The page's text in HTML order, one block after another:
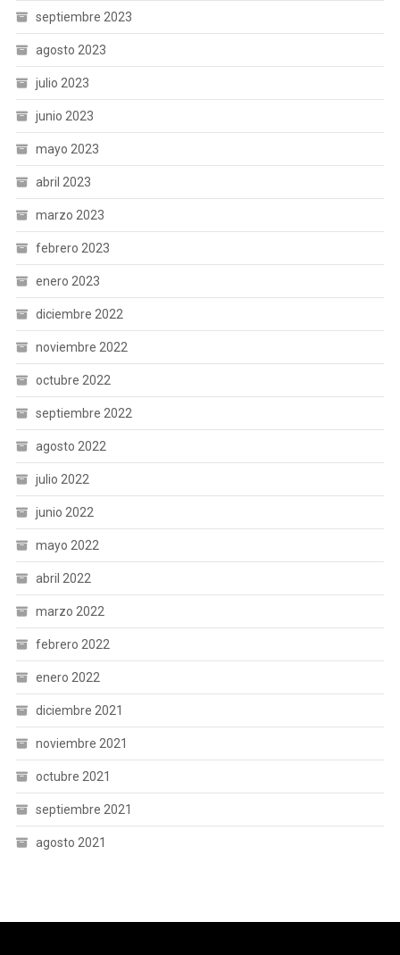
septiembre 2023
agosto 2023
julio 2023
junio 2023
mayo 2023
abril 2023
marzo 2023
febrero 2023
enero 2023
diciembre 2022
noviembre 2022
octubre 2022
septiembre 2022
agosto 2022
julio 2022
junio 2022
mayo 2022
abril 2022
marzo 2022
febrero 2022
enero 2022
diciembre 2021
noviembre 2021
octubre 2021
septiembre 2021
agosto 2021